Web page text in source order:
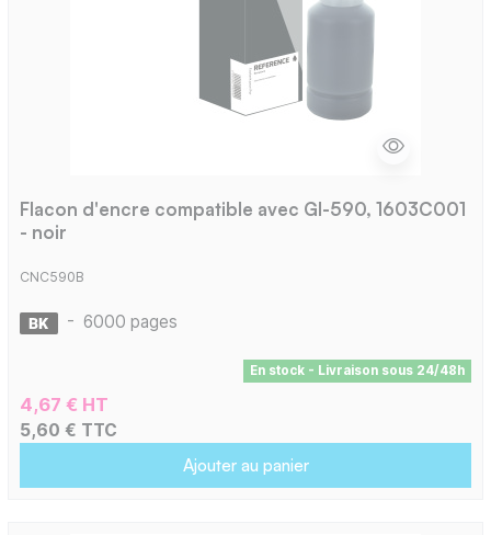
Flacon d'encre compatible avec GI-590, 1603C001
- noir
CNC590B
- 6000 pages
En stock - Livraison sous 24/48h
4,67 € HT
5,60 € TTC
Ajouter au panier